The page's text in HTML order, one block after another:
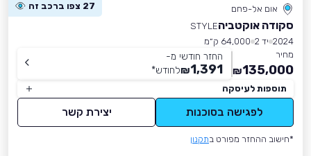
אום אל-פחם 27 צפו ברכב זה
סקודה אוקטביהSTYLE
2024 יד 2
64,000 ק״מ
מחיר
135,000
₪
החזר חודשי מ-
1,391
₪לחודש*
תוספות לעיסקה
לפגישה בסוכנות יצירת קשר
*חישוב ההחזר מפורט בתקנון